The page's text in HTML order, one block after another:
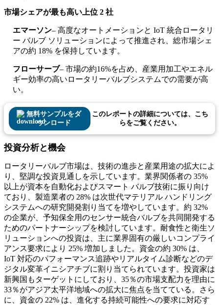
市場シェアが最も高い上位 2 社
エマーソン– 高度なオートメーションと IoT 統合ロータリ
ー バルブ ソリューションによって推進され、総市場シェ
アの約 18% を保持しています。
フローサーブ– 市場の約16%を占め、産業用加工やエネル
ギー効率の高いロータリーバルブシステムでの需要が高
い。
無料サンプルをダ
ウンロード
このレポートの詳細については、こち
らをご覧ください。
投資分析と機会
ロータリーバルブ市場は、技術の進歩と産業用途の拡大によ
り、堅調な投資見通しを示しています。業界関係者の 35%
以上が資本を自動化およびスマート バルブ技術に振り向け
ており、製造業者の 28% は次世代マテリアル ハンドリング
システムへの研究開発割り当てを増やしています。約 32%
の企業が、予知保全用のセンサー統合バルブを共同開発する
ためのパートナーシップを検討しています。耐食性と衛生ソ
リューションへの投資は、主に業界固有の厳しいコンプライ
アンス要求により 25% 増加しました。資金の約 30% は、
IoT 対応のパフォーマンス追跡やリアルタイム診断などのデ
ジタル変革イニシアチブに割り当てられています。投資家は
新興国もターゲットにしており、35％の市場支配力を理由に
33％がアジア太平洋地域への拡大に焦点を当てている。さら
に、資金の 22% は、進化する持続可能性への要求に対応す